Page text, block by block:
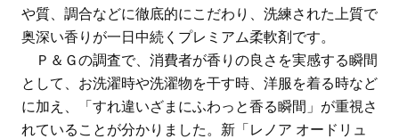
や質、調合などに徹底的にこだわり、洗練された上質で
奥深い香りが一日中続くプレミアム柔軟剤です。
Ｐ＆Ｇの調査で、消費者が香りの良さを実感する瞬間
として、お洗濯時や洗濯物を干す時、洋服を着る時など
に加え、「すれ違いざまにふわっと香る瞬間」が重視さ
れていることが分かりました。新「レノア オードリュ